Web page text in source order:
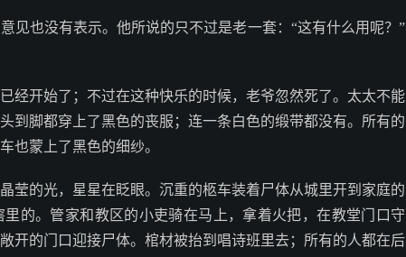
也没有表示。他所说的只不过是老一套：“这有什么用呢？”
开始了；不过在这种快乐的时候，老爷忽然死了。太太不能
到脚都穿上了黑色的丧服；连一条白色的缎带都没有。所有的
也蒙上了黑色的细纱。
的光，星星在眨眼。沉重的柩车装着尸体从城里开到家庭的
的。管家和教区的小吏骑在马上，拿着火把，在教堂门口守
开的门口迎接尸体。棺材被抬到唱诗班里去；所有的人都在后